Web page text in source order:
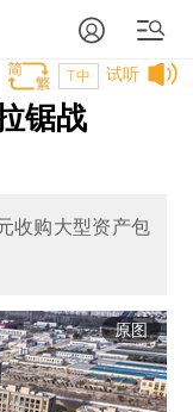
试听
T中
锯战
收购大型资产包
原图